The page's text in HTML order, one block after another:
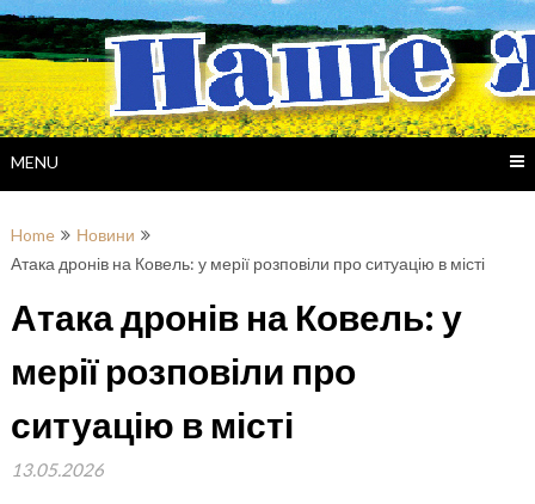
Skip
to
content
MENU
Home
Новини
Атака дронів на Ковель: у мерії розповіли про ситуацію в місті
Атака дронів на Ковель: у
мерії розповіли про
ситуацію в місті
13.05.2026